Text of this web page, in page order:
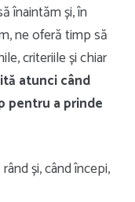
înaintăm și, în
ne oferă timp să
criteriile și chiar
atunci când
pentru a prinde
și, când începi,